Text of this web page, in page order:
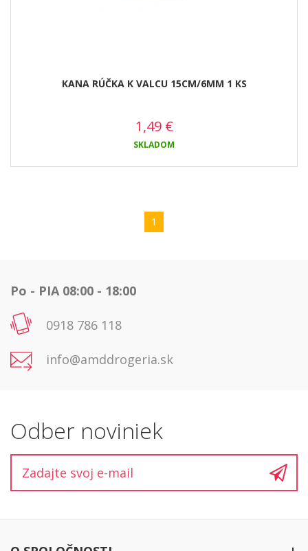
KANA RÚČKA K VALCU 15CM/6MM 1 KS
1,49 €
SKLADOM
1
Po - PIA 08:00 - 18:00
0918 786 118
info@amddrogeria.sk
Odber noviniek